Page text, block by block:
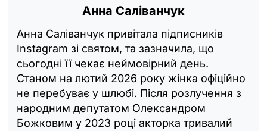
Анна Саліванчук
Анна Саліванчук привітала підписників
Instagram зі святом, та зазначила, що
сьогодні її чекає неймовірний день.
Станом на лютий 2026 року жінка офіційно
не перебуває у шлюбі. Після розлучення з
народним депутатом Олександром
Божковим у 2023 році акторка тривалий